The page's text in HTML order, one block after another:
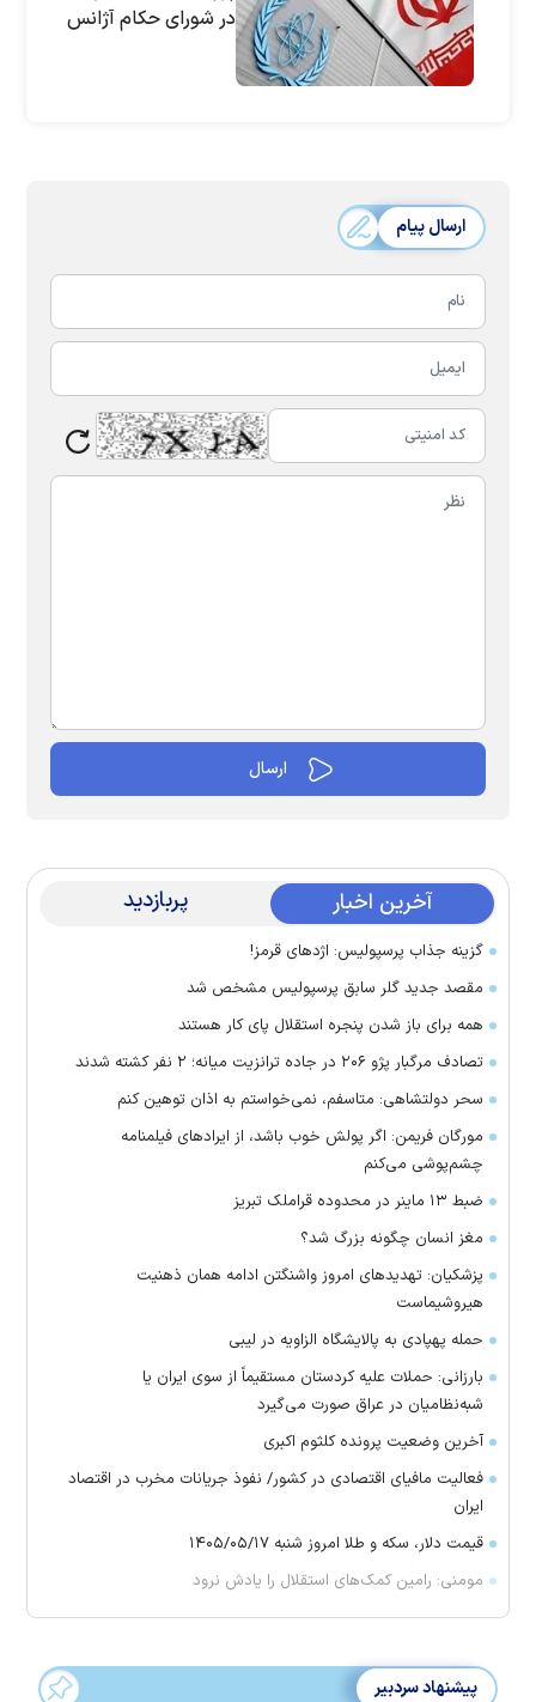
در شورای حکام آژانس
ارسال پیام
آخرین اخبار پربازدید
گزینه جذاب پرسپولیس: اژد‌های قرمز!
مقصد جدید گلر سابق پرسپولیس مشخص شد
همه برای باز شدن پنجره استقلال پای کار هستند
تصادف مرگبار پژو ۲۰۶ در جاده ترانزیت میانه؛ ۲ نفر کشته شدند
سحر دولتشاهی: متاسفم، نمی‌خواستم به اذان توهین کنم
مورگان فریمن: اگر پولش خوب باشد، از ایراد‌های فیلمنامه
چشم‌پوشی می‌کنم
ضبط ۱۳ ماینر در محدوده قراملک تبریز
مغز انسان چگونه بزرگ شد؟
پزشکیان: تهدید‌های امروز واشنگتن ادامه همان ذهنیت
هیروشیماست
حمله پهپادی به پالایشگاه الزاویه در لیبی
بارزانی: حملات علیه کردستان مستقیماً از سوی ایران یا
شبه‌نظامیان در عراق صورت می‌گیرد
آخرین وضعیت پرونده کلثوم اکبری
فعالیت مافیای اقتصادی در کشور/ نفوذ جریانات مخرب در اقتصاد
ایران
قیمت دلار، سکه و طلا امروز شنبه ۱۴۰۵/۰۵/۱۷
مومنی: رامین کمک‌های استقلال را یادش نرود
پیشنهاد سردبیر